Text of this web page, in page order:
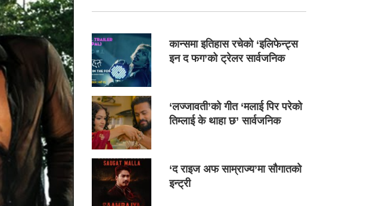
कान्समा इतिहास रचेको ‘इलिफेन्ट्स
इन द फग’को ट्रेलर सार्वजनिक
‘लज्जावती’को गीत ‘मलाई पिर परेको
तिम्लाई के थाहा छ’ सार्वजनिक
‘द राइज अफ साम्राज्य’मा सौगातको
इन्ट्री